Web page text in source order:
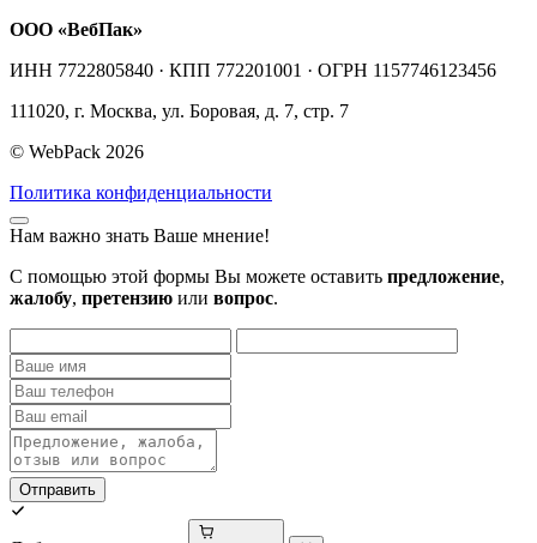
ООО «ВебПак»
ИНН 7722805840 · КПП 772201001 · ОГРН 1157746123456
111020, г. Москва, ул. Боровая, д. 7, стр. 7
© WebPack 2026
Политика конфиденциальности
Нам важно знать Ваше мнение!
С помощью этой формы Вы можете оставить предложение,
жалобу, претензию или вопрос.
Отправить